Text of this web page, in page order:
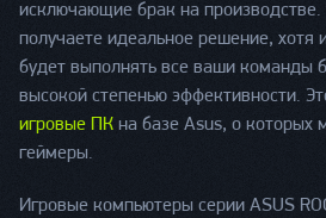
исключающие брак на производстве.
получаете идеальное решение, хотя
будет выполнять все ваши команды
высокой степенью эффективности.
игровые ПК на базе Asus, о которых
геймеры.
Игровые компьютеры серии ASUS